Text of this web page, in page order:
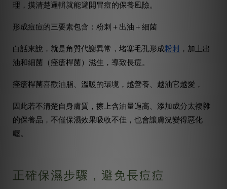
理，摸清楚邏輯就能避開冒痘的保養風險。
形成痘痘的三要素包含：粉刺＋出油＋細菌
白話來說，就是角質代謝異常，堵塞毛孔形成粉刺 ，加上出
油和細菌（痤瘡桿菌）滋生，導致長痘。
痤瘡桿菌喜歡油脂、溫暖的環境，越營養、越油它越愛，
因此若不清楚自身膚質，擦上含油量過高、添加成分太複雜
的保養品，不僅保濕效果吸收不佳，也會讓膚況變得惡化
喔。
正確保濕步驟，避免長痘痘